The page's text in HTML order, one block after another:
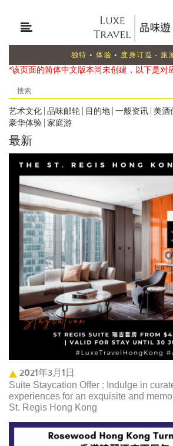
独特 • 体验 • 度身订造 - 旅
*该页面的简体中文版本尚未创建，以下是对
艺术文化 | 品味邮轮 | 目的地 | 一般资讯 | 美酒
豪华体验 | 家庭游
最新
2021年3月1日
Suite Staycation Offer : Indulge in
experiences for an exquisite and
St. Regis Hong Kong